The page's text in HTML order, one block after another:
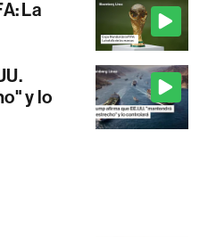
La
y lo